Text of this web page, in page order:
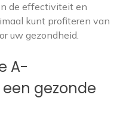
de effectiviteit en
kunt profiteren van
uw gezondheid.
A-
gezonde